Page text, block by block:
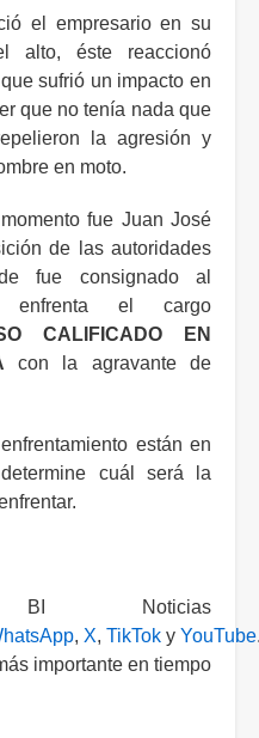
el empresario en su
alto, éste reaccionó
sufrió un impacto en
que no tenía nada que
la agresión y
en moto.
fue Juan José
de las autoridades
fue consignado al
enfrenta el cargo
CALIFICADO EN
con la agravante de
están en
cuál será la
Noticias
, X, TikTok y YouTube
importante en tiempo